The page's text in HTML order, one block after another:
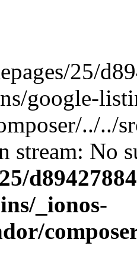
25/
google-
../../
stream: No
_ionos-